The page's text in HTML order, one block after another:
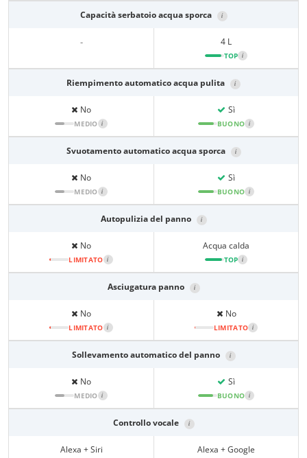
Capacità serbatoio acqua sporca i
- 4 L
TOP i
Riempimento automatico acqua pulita i
No
MEDIO i
Sì
BUONO i
Svuotamento automatico acqua sporca i
No
MEDIO i
Sì
BUONO i
Autopulizia del panno i
No
LIMITATO i
Acqua calda
TOP i
Asciugatura panno i
No
LIMITATO i
No
LIMITATO i
Sollevamento automatico del panno i
No
MEDIO i
Sì
BUONO i
Controllo vocale i
Alexa + Siri Alexa + Google